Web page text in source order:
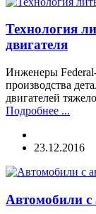
Технология
двигателя
Инженеры
производства
двигателей
Подробнее ...
23.12.2016
Автомобили с